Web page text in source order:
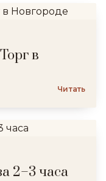
в
Читать
2–3 часа